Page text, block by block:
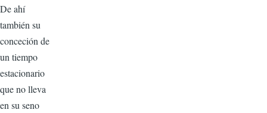
De ahí
también su
conceción de
un tiempo
estacionario
que no lleva
en su seno